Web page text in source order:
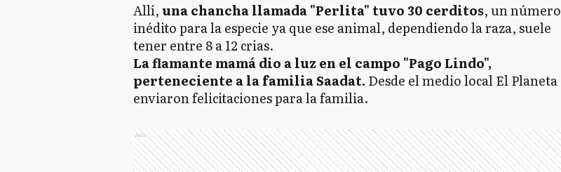
Allí,una chancha llamada "Perlita" tuvo 30 cerditos, un número
inédito para la especie ya que ese animal, dependiendo la raza, suele
tener entre 8 a 12 crias.
La flamante mamá dio a luz en el campo "Pago Lindo",
perteneciente a la familia Saadat. Desde el medio local El Planeta
enviaron felicitaciones para la familia.
Ads